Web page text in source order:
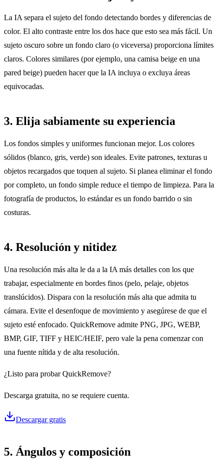
La IA separa el sujeto del fondo detectando bordes y diferencias de
color. El alto contraste entre los dos hace que esto sea más fácil. Un
sujeto oscuro sobre un fondo claro (o viceversa) proporciona límites
claros. Colores similares (por ejemplo, una camisa beige en una
pared beige) pueden hacer que la IA incluya o excluya áreas
equivocadas.
3. Elija sabiamente su experiencia
Los fondos simples y uniformes funcionan mejor. Los colores
sólidos (blanco, gris, verde) son ideales. Evite patrones, texturas u
objetos recargados que toquen al sujeto. Si planea eliminar el fondo
por completo, un fondo simple reduce el tiempo de limpieza. Para la
fotografía de productos, lo estándar es un fondo barrido o sin
costuras.
4. Resolución y nitidez
Una resolución más alta le da a la IA más detalles con los que
trabajar, especialmente en bordes finos (pelo, pelaje, objetos
translúcidos). Dispara con la resolución más alta que admita tu
cámara. Evite el desenfoque de movimiento y asegúrese de que el
sujeto esté enfocado. QuickRemove admite PNG, JPG, WEBP,
BMP, GIF, TIFF y HEIC/HEIF, pero vale la pena comenzar con
una fuente nítida y de alta resolución.
¿Listo para probar QuickRemove?
Descarga gratuita, no se requiere cuenta.
Descargar gratis
5. Ángulos y composición